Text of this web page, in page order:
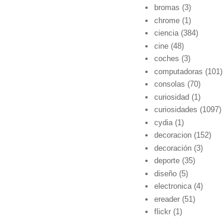
bromas (3)
chrome (1)
ciencia (384)
cine (48)
coches (3)
computadoras (101)
consolas (70)
curiosidad (1)
curiosidades (1097)
cydia (1)
decoracion (152)
decoración (3)
deporte (35)
diseño (5)
electronica (4)
ereader (51)
flickr (1)